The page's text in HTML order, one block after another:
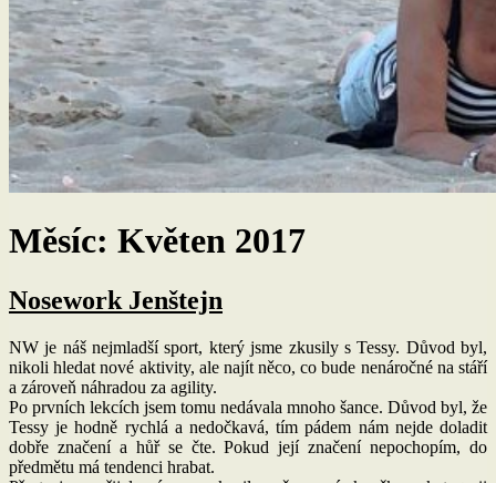
Měsíc: Květen 2017
Nosework Jenštejn
NW je náš nejmladší sport, který jsme zkusily s Tessy. Důvod byl,
nikoli hledat nové aktivity, ale najít něco, co bude nenáročné na stáří
a zároveň náhradou za agility.
Po prvních lekcích jsem tomu nedávala mnoho šance. Důvod byl, že
Tessy je hodně rychlá a nedočkavá, tím pádem nám nejde doladit
dobře značení a hůř se čte. Pokud její značení nepochopím, do
předmětu má tendenci hrabat.